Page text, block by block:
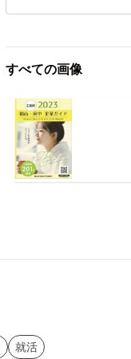
すべての画像
就活